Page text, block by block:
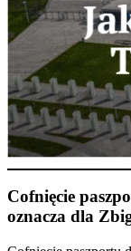
Cofnięcie
oznacza dla